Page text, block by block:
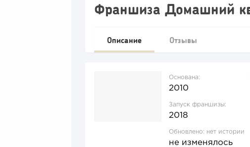
Франшиза Домашний
Описание Отзывы
Основана:
2010
Запуск франшизы:
2018
Обновлено: нет истории
не изменялось